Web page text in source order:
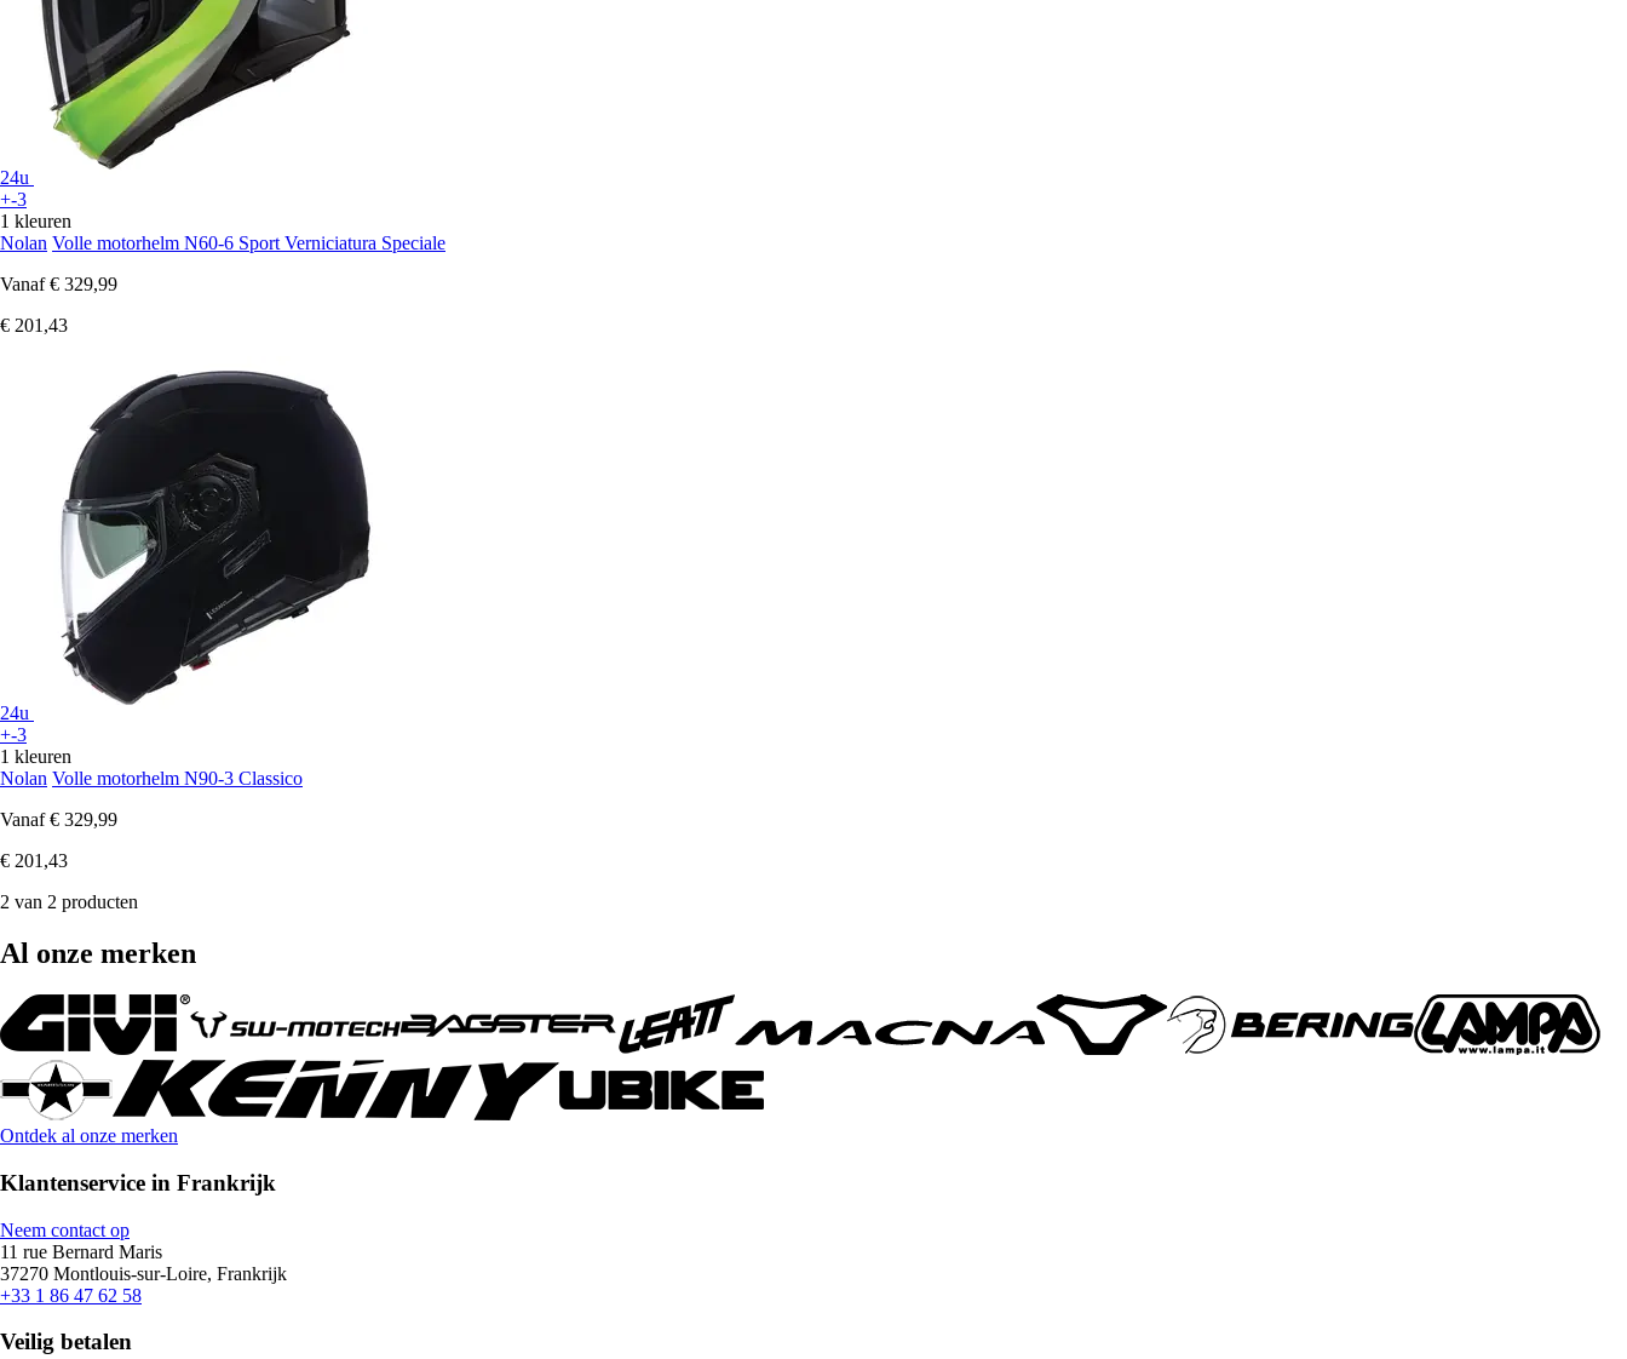
24u
+-3
1 kleuren
Nolan Volle motorhelm N60-6 Sport Verniciatura Speciale
Vanaf € 329,99
€ 201,43
24u
+-3
1 kleuren
Nolan Volle motorhelm N90-3 Classico
Vanaf € 329,99
€ 201,43
2 van 2 producten
Al onze merken
Ontdek al onze merken
Klantenservice in Frankrijk
Neem contact op
11 rue Bernard Maris
37270 Montlouis-sur-Loire, Frankrijk
+33 1 86 47 62 58
Veilig betalen